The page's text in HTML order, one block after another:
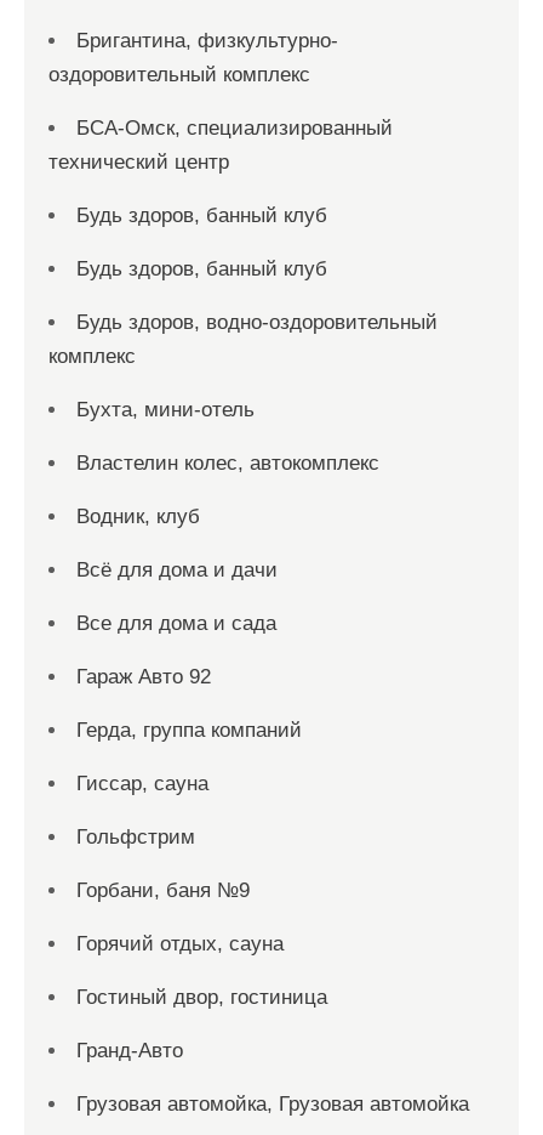
Бригантина, физкультурно-
оздоровительный комплекс
БСА-Омск, специализированный
технический центр
Будь здоров, банный клуб
Будь здоров, банный клуб
Будь здоров, водно-оздоровительный
комплекс
Бухта, мини-отель
Властелин колес, автокомплекс
Водник, клуб
Всё для дома и дачи
Все для дома и сада
Гараж Авто 92
Герда, группа компаний
Гиссар, сауна
Гольфстрим
Горбани, баня №9
Горячий отдых, сауна
Гостиный двор, гостиница
Гранд-Авто
Грузовая автомойка, Грузовая автомойка